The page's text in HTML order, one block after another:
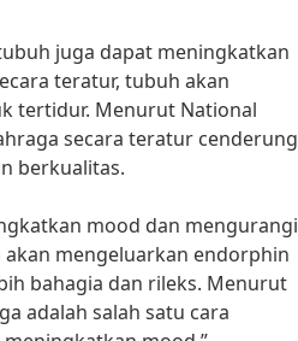
juga dapat meningkatkan
teratur, tubuh akan
tertidur. Menurut National
secara teratur cenderung
berkualitas.
mood dan mengurangi
mengeluarkan endorphin
bahagia dan rileks. Menurut
adalah salah satu cara